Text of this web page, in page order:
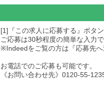
[1]『この求人に応募する』ボタ
ご応募は30秒程度の簡単な入力で
※Indeedをご覧の方は『応募先へ
お電話でのご応募も可能です。
《お問い合わせ先》0120-55-